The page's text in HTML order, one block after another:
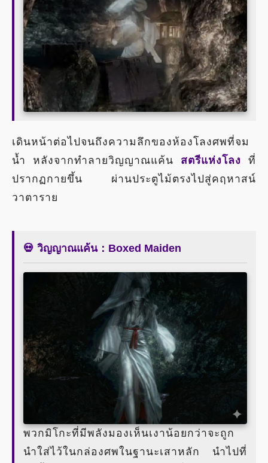
เดินหน้าต่อไปจนถึงความลึกของห้องโลงศพที่จม
น้ำ หลังจากทำลายวิญญาณแค้น สตรีแห่งโลง ที่
ปรากฏกายขึ้น ผ่านประตูไม้ตรงไปสู่คฤหาสน์
วาตาราย
💀 วิญญาณแค้น：Boxed Maiden
พวกมิโกะที่มีพลังมองเห็นเงาน้อยกว่าจะถูก
นำใส่ไว้ในกล่องศพในฐานะเสาหลัก นำไปที่